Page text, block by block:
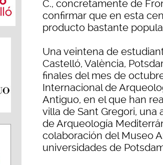
C., concretamente de
confirmar que en esta
producto bastante
Una veintena de
Castelló, València,
finales del mes de
Internacional de
Antiguo, en el que han
villa de Sant Gregori, una
de Arqueología
colaboración del Museo
universidades de